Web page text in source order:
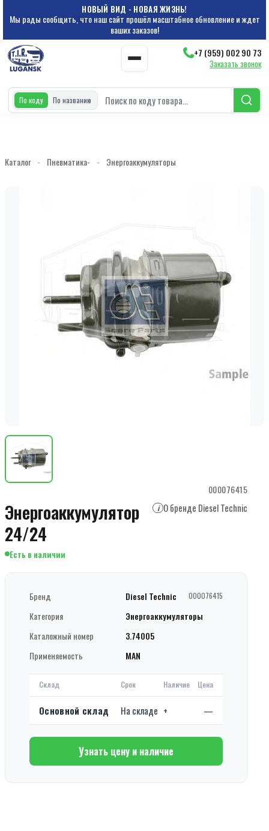
НОВЫЙ ВИД - НОВАЯ ЖИЗНЬ!
Мы рады сообщить, что наш сайт прошёл масштабное обновление и ждет
ваших заказов!
+7 (959) 002 90 73
Заказать звонок
По коду По названию
Каталог - Пневматика- - Энергоаккумуляторы
000076415
Энергоаккумулятор
24/24
i О бренде Diesel Technic
Есть в наличии
Бренд Diesel Technic 000076415
Категория
Энергоаккумуляторы
Каталожный номер
3.74005
Применяемость
MAN
Склад Срок Наличие Цена
Основной склад На складе + —
Узнать цену и наличие